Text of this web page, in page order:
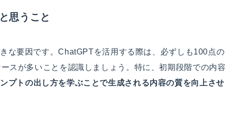
思うこと
な要因です。ChatGPTを活用する際は、必ずしも100点の
スが多いことを認識しましょう。特に、初期段階での内容
プトの出し方を学ぶことで生成される内容の質を向上させ